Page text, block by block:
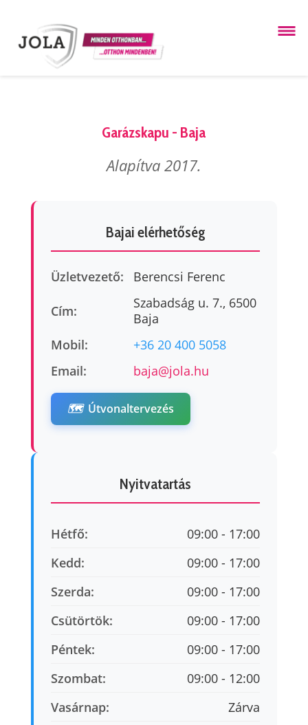
Garázskapu - Baja
Alapítva 2017.
Bajai elérhetőség
Üzletvezető: Berencsi Ferenc
Cím:
Szabadság u. 7., 6500
Baja
Mobil:
+36 20 400 5058
Email:
baja@jola.hu
🗺️ Útvonaltervezés
Nyitvatartás
Hétfő:
09:00 - 17:00
Kedd:
09:00 - 17:00
Szerda:
09:00 - 17:00
Csütörtök:
09:00 - 17:00
Péntek:
09:00 - 17:00
Szombat:
09:00 - 12:00
Vasárnap:
Zárva